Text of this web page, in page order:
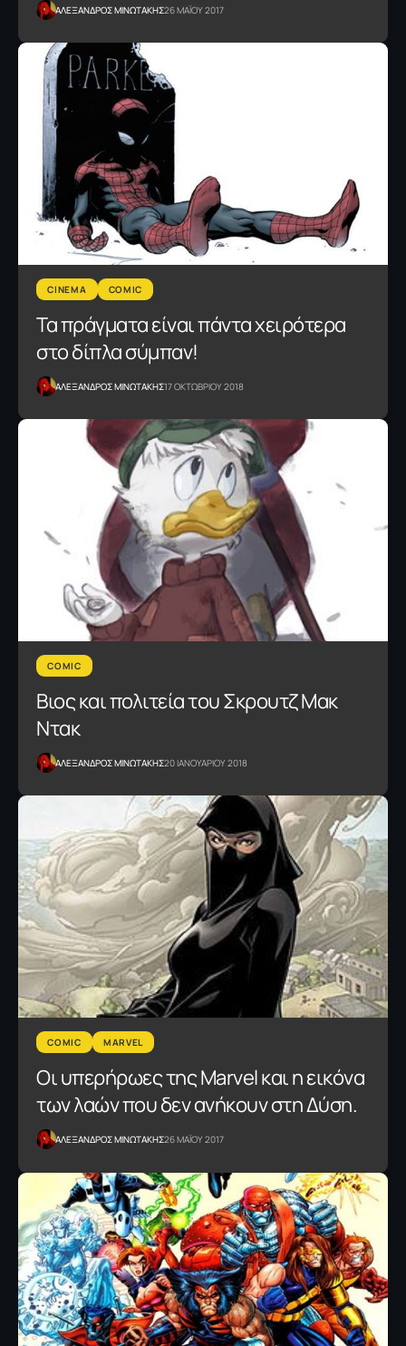
ΑΛΕΞΑΝΔΡΟΣ ΜΙΝΩΤΑΚΗΣ26 ΜΑΪΟΥ 2017
CINEMA COMIC
Τα πράγματα είναι πάντα χειρότερα
στο δίπλα σύμπαν!
ΑΛΕΞΑΝΔΡΟΣ ΜΙΝΩΤΑΚΗΣ17 ΟΚΤΩΒΡΙΟΥ 2018
COMIC
Βιος και πολιτεία του Σκρουτζ Μακ
Ντακ
ΑΛΕΞΑΝΔΡΟΣ ΜΙΝΩΤΑΚΗΣ20 ΙΑΝΟΥΑΡΙΟΥ 2018
COMIC MARVEL
Οι υπερήρωες της Marvel και η εικόνα
των λαών που δεν ανήκουν στη Δύση.
ΑΛΕΞΑΝΔΡΟΣ ΜΙΝΩΤΑΚΗΣ26 ΜΑΪΟΥ 2017